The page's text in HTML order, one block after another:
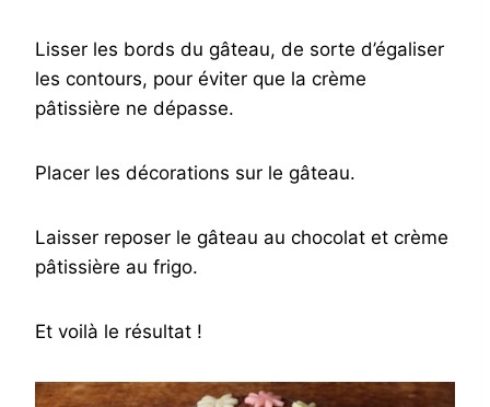
Lisser les bords du gâteau, de sorte d’égaliser
les contours, pour éviter que la crème
pâtissière ne dépasse.
Placer les décorations sur le gâteau.
Laisser reposer le gâteau au chocolat et crème
pâtissière au frigo.
Et voilà le résultat !